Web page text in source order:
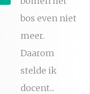
bos even niet
meer.
Daarom
stelde ik
docent...